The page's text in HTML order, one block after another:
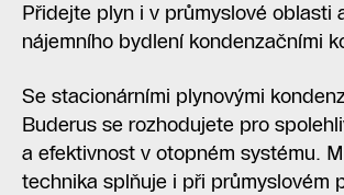
Přidejte plyn i v průmyslové oblasti
nájemního bydlení kondenzačními
Se stacionárními plynovými
Buderus se rozhodujete pro
a efektivnost v otopném systému.
technika splňuje i při průmyslovém